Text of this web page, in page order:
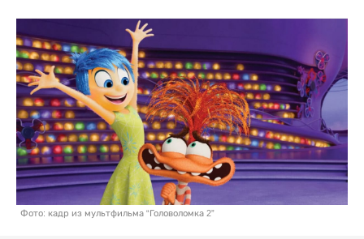
Фото: кадр из мультфильма “Головоломка 2”